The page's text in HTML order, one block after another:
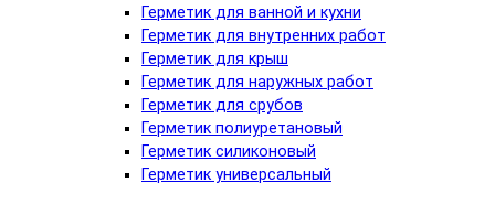
Герметик для ванной и кухни
Герметик для внутренних работ
Герметик для крыш
Герметик для наружных работ
Герметик для срубов
Герметик полиуретановый
Герметик силиконовый
Герметик универсальный